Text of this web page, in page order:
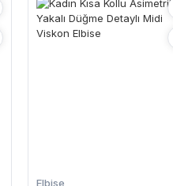
Elbise